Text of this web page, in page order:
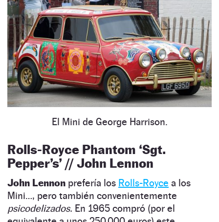
El Mini de George Harrison.
Rolls-Royce Phantom ‘Sgt.
Pepper’s’ // John Lennon
John Lennon prefería los Rolls-Royce a los
Mini…, pero también convenientemente
psicodelizados. En 1965 compró (por el